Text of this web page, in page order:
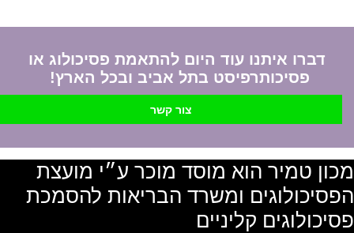
דברו איתנו עוד היום להתאמת פסיכולוג או
פסיכותרפיסט בתל אביב ובכל הארץ!
צור קשר
מכון טמיר הוא מוסד מוכר ע״י מועצת
הפסיכולוגים ומשרד הבריאות להסמכת
פסיכולוגים קליניים